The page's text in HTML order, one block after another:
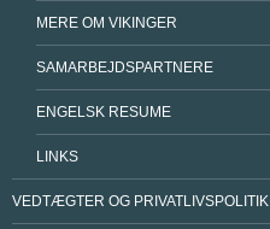
MERE OM VIKINGER
SAMARBEJDSPARTNERE
ENGELSK RESUME
LINKS
VEDTÆGTER OG PRIVATLIVSPOLITIK